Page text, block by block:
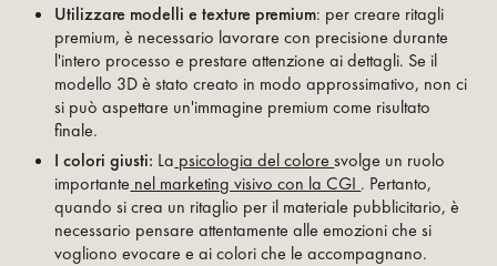
Utilizzare modelli e texture premium: per creare ritagli
premium, è necessario lavorare con precisione durante
l'intero processo e prestare attenzione ai dettagli. Se il
modello 3D è stato creato in modo approssimativo, non ci
si può aspettare un'immagine premium come risultato
finale.
I colori giusti: La psicologia del coloresvolge un ruolo
importante nel marketing visivo con la CGI . Pertanto,
quando si crea un ritaglio per il materiale pubblicitario, è
necessario pensare attentamente alle emozioni che si
vogliono evocare e ai colori che le accompagnano.